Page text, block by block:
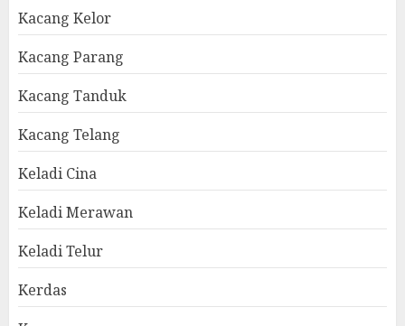
Kacang Kelor
Kacang Parang
Kacang Tanduk
Kacang Telang
Keladi Cina
Keladi Merawan
Keladi Telur
Kerdas